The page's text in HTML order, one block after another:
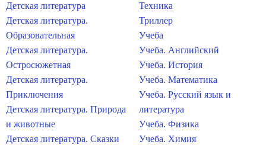
Детская литература
Детская литература.
Образовательная
Детская литература.
Остросюжетная
Детская литература.
Приключения
Детская литература. Природа
и животные
Детская литература. Сказки
Техника
Триллер
Учеба
Учеба. Английский
Учеба. История
Учеба. Математика
Учеба. Русский язык и
литература
Учеба. Физика
Учеба. Химия